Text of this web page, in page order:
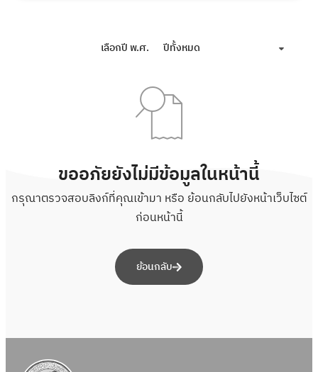
เลือกปี พ.ศ. ปีทั้งหมด
ขออภัยยังไม่มีข้อมูลในหน้านี้
กรุณาตรวจสอบลิงก์ที่คุณเข้ามา หรือ ย้อนกลับไปยังหน้าเว็บไซต์
ก่อนหน้านี้
ย้อนกลับ